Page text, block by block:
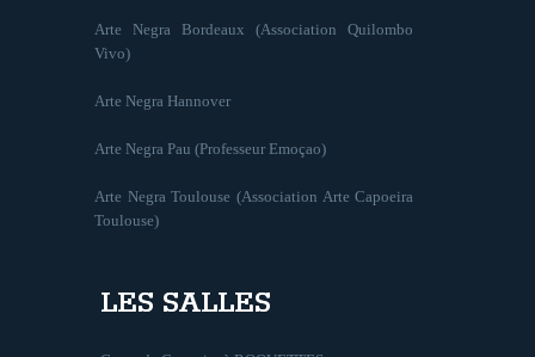
Arte Negra Bordeaux (Association Quilombo
Vivo)
Arte Negra Hannover
Arte Negra Pau (Professeur Emoçao)
Arte Negra Toulouse (Association Arte Capoeira
Toulouse)
LES SALLES